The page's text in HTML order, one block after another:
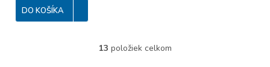
DO KOŠÍKA
O
13 položiek celkom